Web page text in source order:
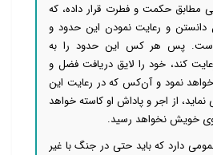
مطابق حکمت و فطرت قرار داده، که
دانستن و رعایت نمودن این حدود و
است. پس هر کس این حدود را به
کند، خود را لایق دریافت فضل و
خواهد نمود و آن‌کس که در رعایت این
نماید، از اجر و پاداش او کاسته خواهد
خویش نخواهد رسید.
دارد که باید حتی در جنگ با غیر